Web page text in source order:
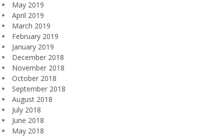
May 2019
April 2019
March 2019
February 2019
January 2019
December 2018
November 2018
October 2018
September 2018
August 2018
July 2018
June 2018
May 2018